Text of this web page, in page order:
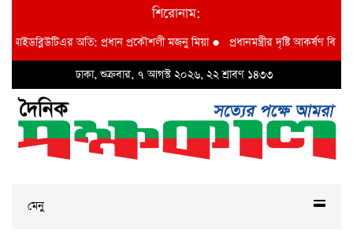
শিরোনাম:
অতি: প্রধান প্রকৌশলী মজনু মিয়া●প্রধানমন্ত্রীর দৃষ্টি আকর্ষণ বি আই
ঢাকা, শুক্রবার, ৭ আগস্ট ২০২৬, ২২ শ্রাবণ ১৪৩৩
মেনু